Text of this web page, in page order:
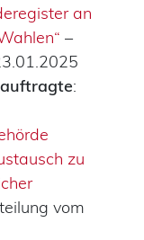
an
–
:
zu
vom